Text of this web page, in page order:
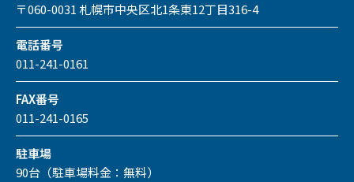
〒060-0031 札幌市中央区北1条東12丁目316-4
電話番号
011-241-0161
FAX番号
011-241-0165
駐車場
90台（駐車場料金：無料）